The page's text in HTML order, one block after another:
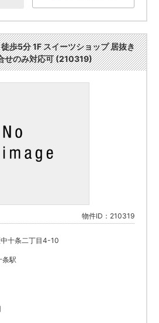
歩5分 1F スイーツショップ 居抜き
せのみ対応可 (210319)
物件ID：210319
十条二丁目4-10
条駅